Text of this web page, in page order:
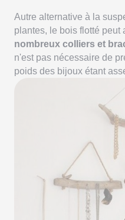
Autre alternative à la
plantes, le bois flotté peut
nombreux colliers et
n'est pas nécessaire de
poids des bijoux étant